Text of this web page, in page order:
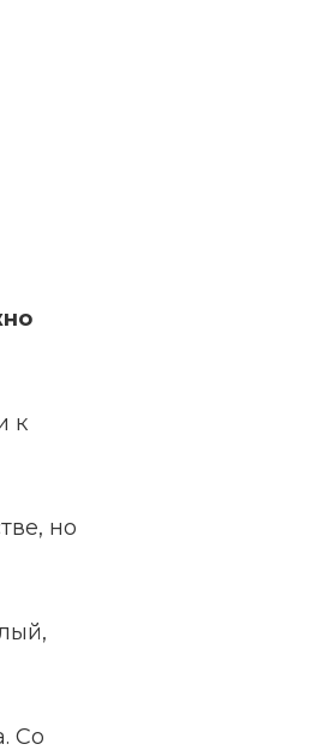
к
но
Со